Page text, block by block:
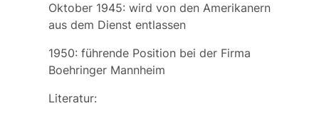
Oktober 1945: wird von den Amerikanern
aus dem Dienst entlassen
1950: führende Position bei der Firma
Boehringer Mannheim
Literatur: